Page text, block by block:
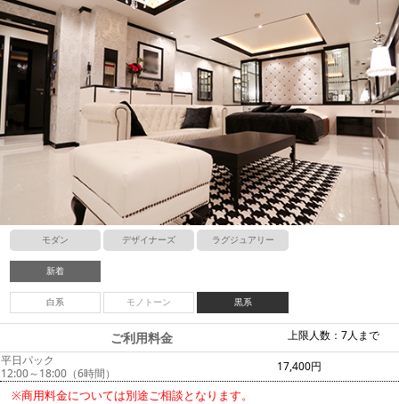
モダン デザイナーズ ラグジュアリー
新着
白系 モノトーン 黒系
上限人数：7人まで
ご利用料金
平日パック
12:00～18:00（6時間）
17,400円
※商用料金については別途ご相談となります。